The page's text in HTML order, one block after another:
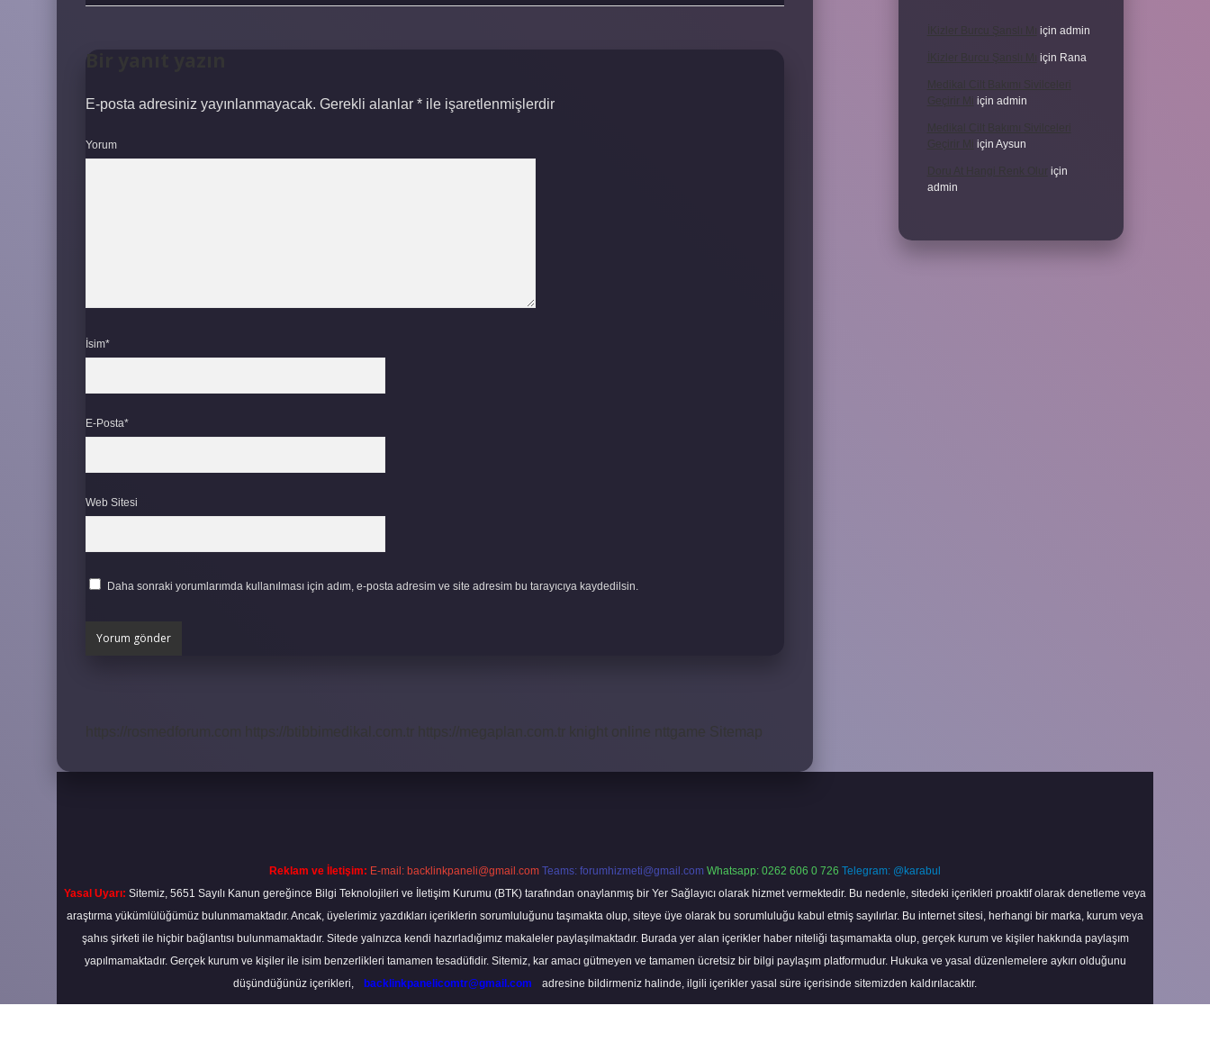
Bir yanıt yazın
E-posta adresiniz yayınlanmayacak. Gerekli alanlar * ile işaretlenmişlerdir
Yorum
İsim*
E-Posta*
Web Sitesi
Daha sonraki yorumlarımda kullanılması için adım, e-posta adresim ve site adresim bu tarayıcıya kaydedilsin.
https://btibbimedikal.com.tr https://megaplan.com.tr knight online nttgame Sitemap
için admin
için Rana
Medikal Cilt Bakımı Sivilceleri
için admin
Medikal Cilt Bakımı Sivilceleri
için Aysun
Doru At Hangi Renk Olur
için
admin
Reklam ve İletişim: E-mail: backlinkpaneli@gmail.com Teams: forumhizmeti@gmail.com Whatsapp: 0262 606 0 726 Telegram: @karabul
Yasal Uyarı: Sitemiz, 5651 Sayılı Kanun gereğince Bilgi Teknolojileri ve İletişim Kurumu (BTK) tarafından onaylanmış bir Yer Sağlayıcı olarak hizmet vermektedir. Bu nedenle, sitedeki içerikleri proaktif olarak denetleme veya
araştırma yükümlülüğümüz bulunmamaktadır. Ancak, üyelerimiz yazdıkları içeriklerin sorumluluğunu taşımakta olup, siteye üye olarak bu sorumluluğu kabul etmiş sayılırlar. Bu internet sitesi, herhangi bir marka, kurum veya
şahıs şirketi ile hiçbir bağlantısı bulunmamaktadır. Sitede yalnızca kendi hazırladığımız makaleler paylaşılmaktadır. Burada yer alan içerikler haber niteliği taşımamakta olup, gerçek kurum ve kişiler hakkında paylaşım
yapılmamaktadır. Gerçek kurum ve kişiler ile isim benzerlikleri tamamen tesadüfidir. Sitemiz, kar amacı gütmeyen ve tamamen ücretsiz bir bilgi paylaşım platformudur. Hukuka ve yasal düzenlemelere aykırı olduğunu
düşündüğünüz içerikleri,
backlinkpanelicomtr@gmail.com adresine bildirmeniz halinde, ilgili içerikler yasal süre içerisinde sitemizden kaldırılacaktır.